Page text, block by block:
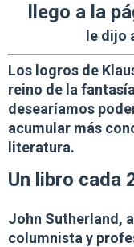
llego a la
le dijo
Los logros de
reino de la
desearíamos
acumular más
literatura.
Un libro cada
John Sutherland,
columnista y